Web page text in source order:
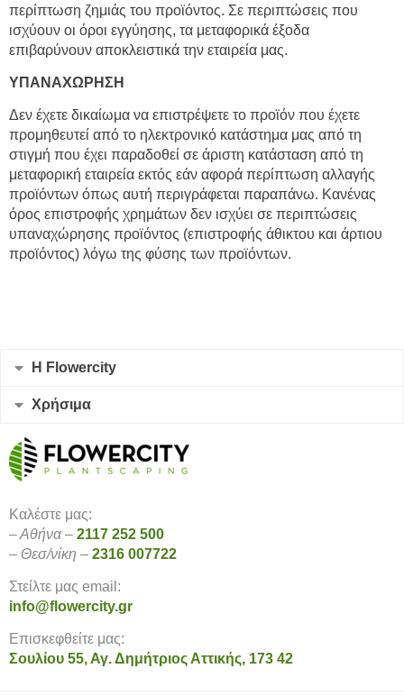
περίπτωση ζημιάς του προϊόντος. Σε περιπτώσεις που
ισχύουν οι όροι εγγύησης, τα μεταφορικά έξοδα
επιβαρύνουν αποκλειστικά την εταιρεία μας.
ΥΠΑΝΑΧΩΡΗΣΗ
Δεν έχετε δικαίωμα να επιστρέψετε το προϊόν που έχετε
προμηθευτεί από το ηλεκτρονικό κατάστημα μας από τη
στιγμή που έχει παραδοθεί σε άριστη κατάσταση από τη
μεταφορική εταιρεία εκτός εάν αφορά περίπτωση αλλαγής
προϊόντων όπως αυτή περιγράφεται παραπάνω. Κανένας
όρος επιστροφής χρημάτων δεν ισχύει σε περιπτώσεις
υπαναχώρησης προϊόντος (επιστροφής άθικτου και άρτιου
προϊόντος) λόγω της φύσης των προϊόντων.
Η Flowercity
Χρήσιμα
Καλέστε μας:
– Αθήνα – 2117 252 500
– Θεσ/νίκη – 2316 007722
Στείλτε μας email:
info@flowercity.gr
Επισκεφθείτε μας:
Σουλίου 55, Αγ. Δημήτριος Αττικής, 173 42